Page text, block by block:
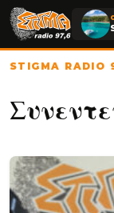
STIGMA RADIO